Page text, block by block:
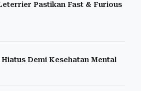
Pastikan Fast & Furious
Demi Kesehatan Mental